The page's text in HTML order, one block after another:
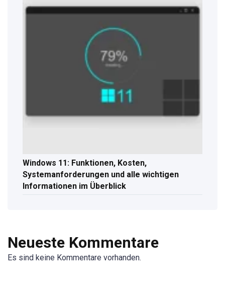
Windows 11: Funktionen, Kosten,
Systemanforderungen und alle wichtigen
Informationen im Überblick
Neueste Kommentare
Es sind keine Kommentare vorhanden.